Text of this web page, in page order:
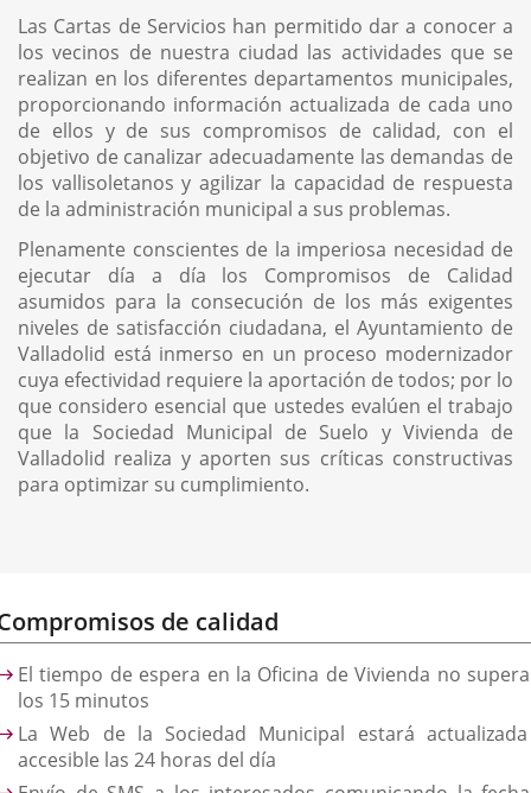
Las Cartas de Servicios han permitido dar a conocer a
los vecinos de nuestra ciudad las actividades que se
realizan en los diferentes departamentos municipales,
proporcionando información actualizada de cada uno
de ellos y de sus compromisos de calidad, con el
objetivo de canalizar adecuadamente las demandas de
los vallisoletanos y agilizar la capacidad de respuesta
de la administración municipal a sus problemas.
Plenamente conscientes de la imperiosa necesidad de
ejecutar día a día los Compromisos de Calidad
asumidos para la consecución de los más exigentes
niveles de satisfacción ciudadana, el Ayuntamiento de
Valladolid está inmerso en un proceso modernizador
cuya efectividad requiere la aportación de todos; por lo
que considero esencial que ustedes evalúen el trabajo
que la Sociedad Municipal de Suelo y Vivienda de
Valladolid realiza y aporten sus críticas constructivas
para optimizar su cumplimiento.
de calidad
El tiempo de espera en la Oficina de Vivienda no
los 15 minutos
La Web de la Sociedad Municipal estará
accesible las 24 horas del día